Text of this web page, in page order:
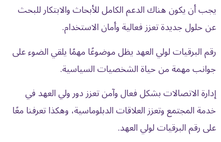
يجب أن يكون هناك الدعم الكامل للأبحاث والابتكار للبحث
عن حلول جديدة تعزز فعالية وأمان الاستخدام.
رقم البرقيات لولي العهد يظل موضوعًا مهمًا يلقي الضوء على
جوانب مهمة من حياة الشخصيات السياسية.
إدارة الاتصالات بشكل فعال وآمن تعزز دور ولي العهد في
خدمة المجتمع وتعزز العلاقات الدبلوماسية، وهكذا تعرفنا معًا
على رقم البرقيات لولي العهد.